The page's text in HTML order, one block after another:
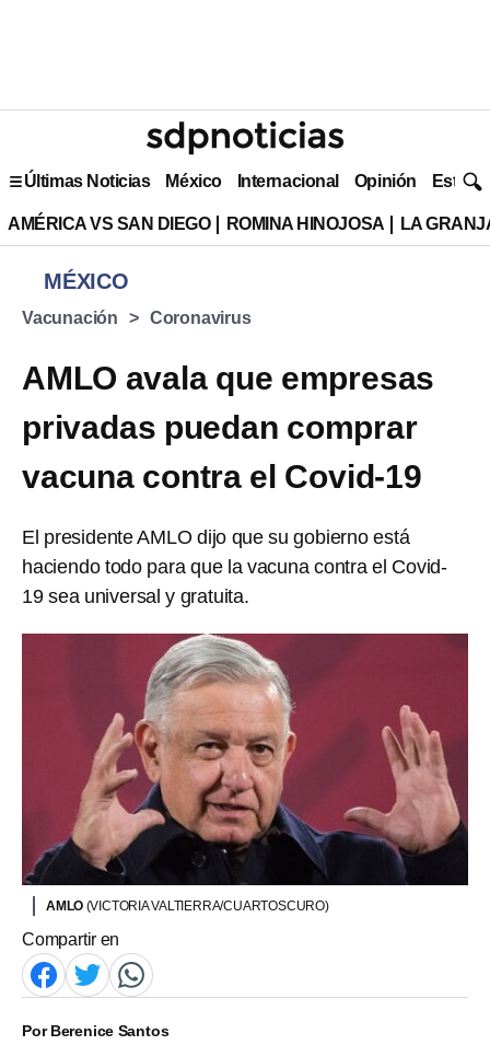
Últimas Noticias México Internacional Opinión Estilo
AMÉRICA VS SAN DIEGO ROMINA HINOJOSA LA
MÉXICO
Vacunación Coronavirus
AMLO avala que empresas
privadas puedan comprar
vacuna contra el Covid-19
El presidente AMLO dijo que su gobierno está
haciendo todo para que la vacuna contra el Covid-
19 sea universal y gratuita.
AMLO (VICTORIA VALTIERRA/CUARTOSCURO)
Compartir en
PorBerenice Santos